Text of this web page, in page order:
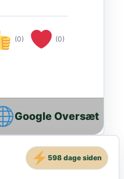
(0) (0)
Google Oversæt
598 dage siden